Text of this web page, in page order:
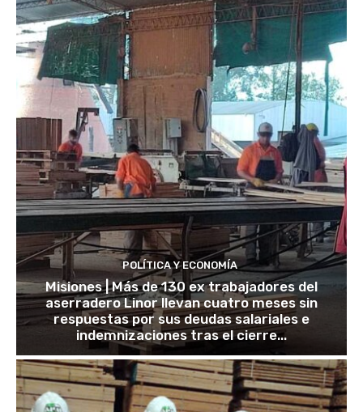
POLÍTICA Y ECONOMÍA
Misiones | Más de 130 ex trabajadores del
aserradero Linor llevan cuatro meses sin
respuestas por sus deudas salariales e
indemnizaciones tras el cierre...